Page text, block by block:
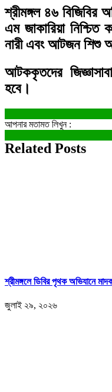
শ্রীমঙ্গল ৪৬ বিজিবির
এম জাকারিয়া
নারী এবং আটজন শিশু
আটককৃতদের
হবে।
আপনার মতামত লিখুন :
Related Posts
শ্রীমঙ্গলে ডিবির পৃথক অভিযানে
জুলাই ২৯, ২০২৬